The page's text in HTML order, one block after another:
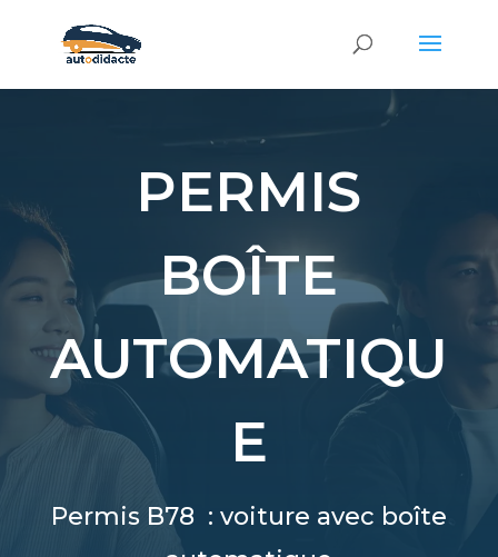
PERMIS
BOÎTE
AUTOMATIQU
E
Permis B78 : voiture avec boîte